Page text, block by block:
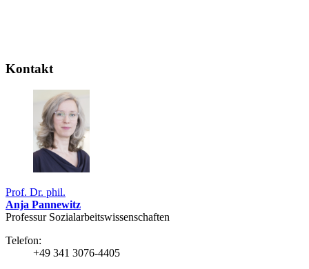
Kontakt
Prof. Dr. phil.
Anja Pannewitz
Professur Sozial­arbeits­wissen­schaften
Telefon:
+49 341 3076-4405